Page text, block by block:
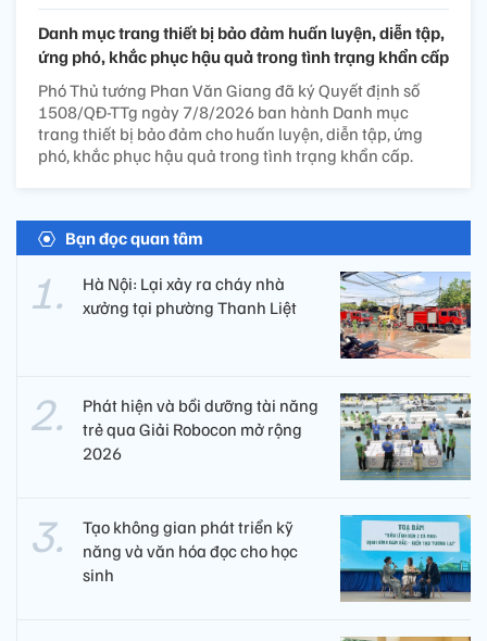
Danh mục trang thiết bị bảo đảm huấn luyện, diễn tập,
ứng phó, khắc phục hậu quả trong tình trạng khẩn cấp
Phó Thủ tướng Phan Văn Giang đã ký Quyết định số
1508/QĐ-TTg ngày 7/8/2026 ban hành Danh mục
trang thiết bị bảo đảm cho huấn luyện, diễn tập, ứng
phó, khắc phục hậu quả trong tình trạng khẩn cấp.
Bạn đọc quan tâm
Hà Nội: Lại xảy ra cháy nhà
xưởng tại phường Thanh Liệt
Phát hiện và bồi dưỡng tài năng
trẻ qua Giải Robocon mở rộng
2026
Tạo không gian phát triển kỹ
năng và văn hóa đọc cho học
sinh